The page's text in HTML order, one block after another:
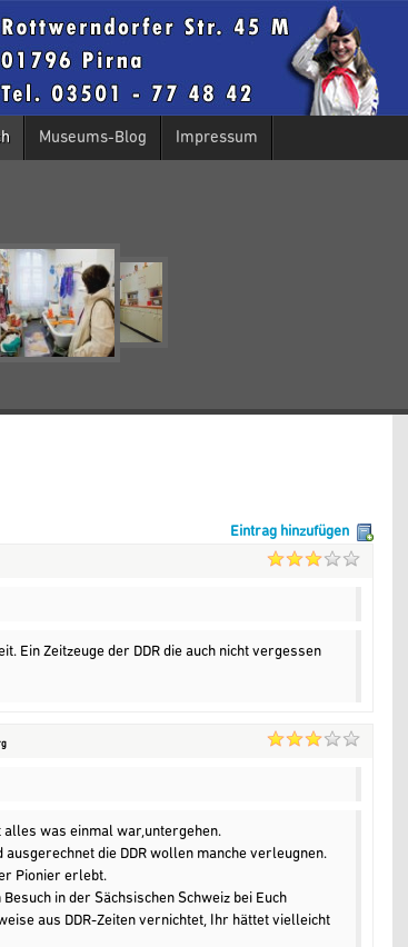
Museums-Blog Impressum
Eintrag hinzufügen
Ein Zeitzeuge der DDR die auch nicht vergessen
alles was einmal war,untergehen.
die DDR wollen manche verleugnen.
Pionier erlebt.
in der Sächsischen Schweiz bei Euch
aus DDR-Zeiten vernichtet, Ihr hättet vielleicht